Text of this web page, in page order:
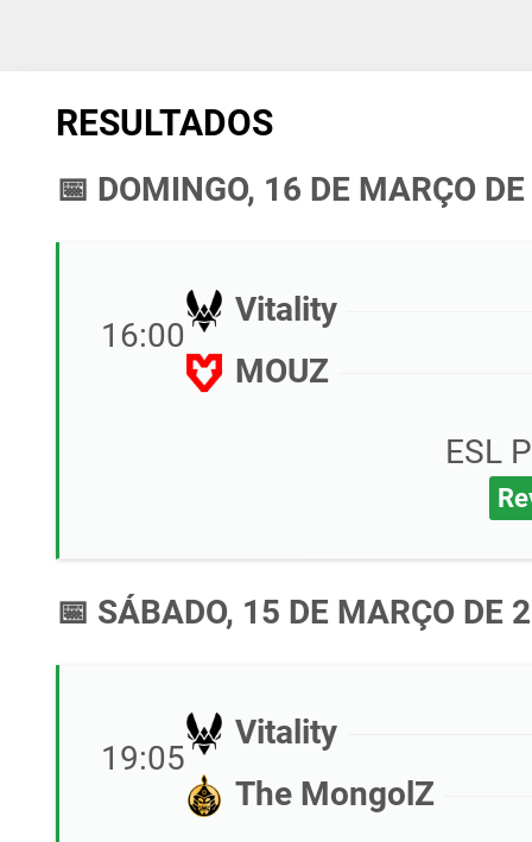
RESULTADOS
📅 DOMINGO, 16 DE MARÇO
16:00
Vitality
MOUZ
ESL
📅 SÁBADO, 15 DE MARÇO DE
19:05
Vitality
The MongolZ